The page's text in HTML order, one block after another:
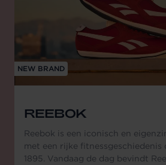
NEW BRAND
REEBOK
Reebok is een iconisch en
met een rijke
1895. Vandaag de dag bevindt